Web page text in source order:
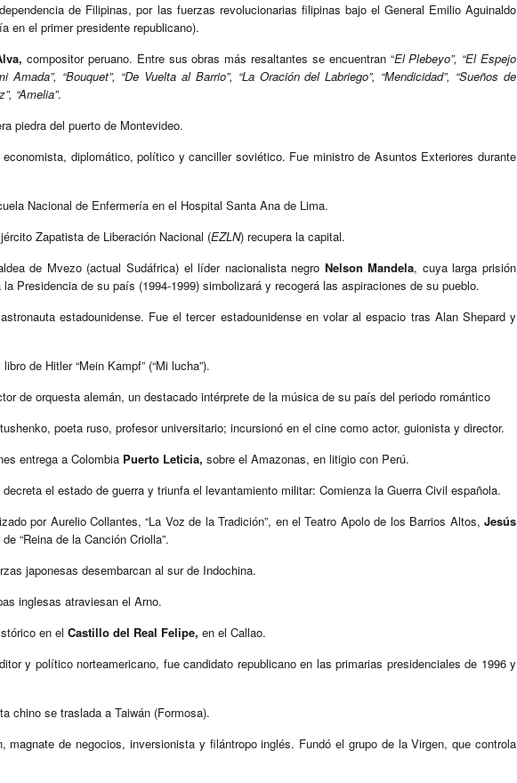
de Filipinas, por las fuerzas revolucionarias filipinas bajo el General Emilio Aguinaldo
en el primer presidente republicano).
compositor peruano. Entre sus obras más resaltantes se encuentran “El Plebeyo”, “El Espejo
“Bouquet”, “De Vuelta al Barrio”, “La Oración del Labriego”, “Mendicidad”, “Sueños de
“Amelia”.
piedra del puerto de Montevideo.
diplomático, político y canciller soviético. Fue ministro de Asuntos Exteriores durante
Nacional de Enfermería en el Hospital Santa Ana de Lima.
Zapatista de Liberación Nacional (EZLN) recupera la capital.
de Mvezo (actual Sudáfrica) el líder nacionalista negro Nelson Mandela, cuya larga prisión
Presidencia de su país (1994-1999) simbolizará y recogerá las aspiraciones de su pueblo.
estadounidense. Fue el tercer estadounidense en volar al espacio tras Alan Shepard y
de Hitler “Mein Kampf” (“Mi lucha”).
de orquesta alemán, un destacado intérprete de la música de su país del periodo romántico
poeta ruso, profesor universitario; incursionó en el cine como actor, guionista y director.
entrega a Colombia Puerto Leticia, sobre el Amazonas, en litigio con Perú.
el estado de guerra y triunfa el levantamiento militar: Comienza la Guerra Civil española.
por Aurelio Collantes, “La Voz de la Tradición”, en el Teatro Apolo de los Barrios Altos, Jesús
“Reina de la Canción Criolla”.
japonesas desembarcan al sur de Indochina.
inglesas atraviesan el Arno.
en el Castillo del Real Felipe, en el Callao.
y político norteamericano, fue candidato republicano en las primarias presidenciales de 1996 y
chino se traslada a Taiwán (Formosa).
magnate de negocios, inversionista y filántropo inglés. Fundó el grupo de la Virgen, que controla